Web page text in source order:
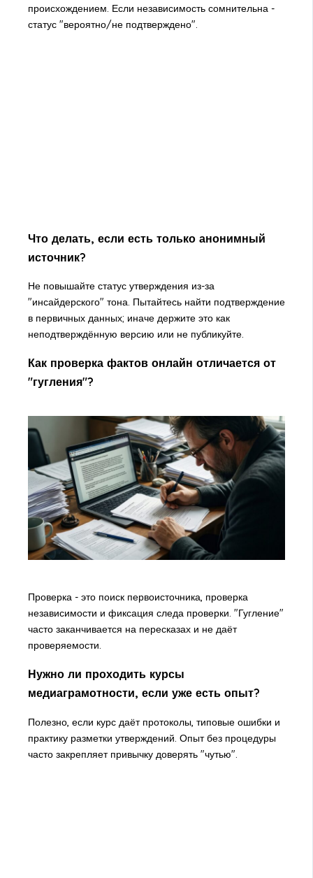
происхождением. Если независимость сомнительна -
статус "вероятно/не подтверждено".
Что делать, если есть только анонимный
источник?
Не повышайте статус утверждения из-за
"инсайдерского" тона. Пытайтесь найти подтверждение
в первичных данных; иначе держите это как
неподтверждённую версию или не публикуйте.
Как проверка фактов онлайн отличается от
"гугления"?
Проверка - это поиск первоисточника, проверка
независимости и фиксация следа проверки. "Гугление"
часто заканчивается на пересказах и не даёт
проверяемости.
Нужно ли проходить курсы
медиаграмотности, если уже есть опыт?
Полезно, если курс даёт протоколы, типовые ошибки и
практику разметки утверждений. Опыт без процедуры
часто закрепляет привычку доверять "чутью".